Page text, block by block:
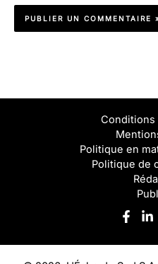
Conditions
Politique en
Politique de